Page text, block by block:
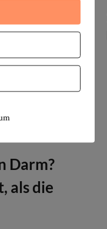
Hersteller
über Jahre
Darm?
als die